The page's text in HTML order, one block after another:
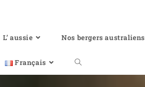
L’ aussie Nos bergers australiens
Français